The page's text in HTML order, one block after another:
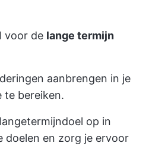
voor de lange termijn
aanbrengen in je
te bereiken.
op in
doelen en zorg je ervoor